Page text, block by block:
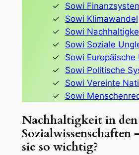
Sowi
Sowi Klimawandel
Sowi
Sowi Soziale
Sowi Europäische
Sowi Politische
Sowi Vereinte
Sowi
Nachhaltigkeit in den
Sozialwissenschaften
sie so wichtig?